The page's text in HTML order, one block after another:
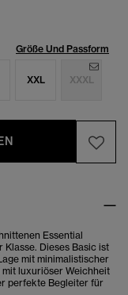
Größe Und Passform
XXL XXXL
Essential
Klasse. Dieses Basic ist
mit minimalistischer
luxuriöser Weichheit
perfekte Begleiter für